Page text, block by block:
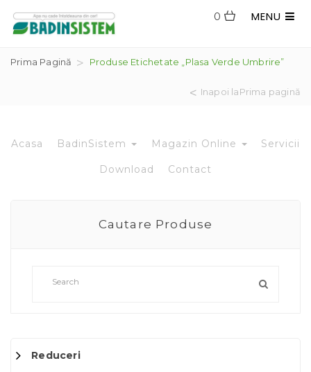
MENU
0
Prima Pagină Produse Etichetate „plasa Verde Umbrire”
Inapoi laPrima pagină
Acasa BadinSistem Magazin Online Servicii
Download Contact
Cautare Produse
Reduceri